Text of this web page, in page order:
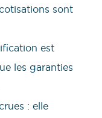
sont
est
les garanties
: elle